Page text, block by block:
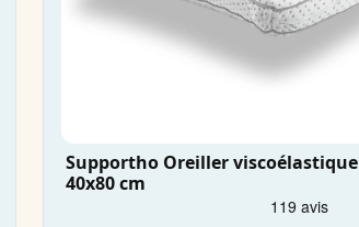
Supportho Oreiller viscoélastique
40x80 cm